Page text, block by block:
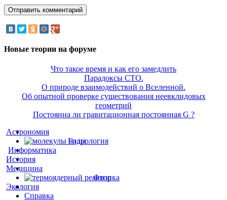
Новые теории на форуме
Что такое время и как его замедлить
Парадоксы СТО.
О природе взаимодействий о Вселенной.
Об опытной проверке существования неевклидовых
геометрий
Постоянна ли гравитационная постоянная G ?
Астрономия
Гидрология
Информатика
История
Медицина
Физика
Экология
Справка